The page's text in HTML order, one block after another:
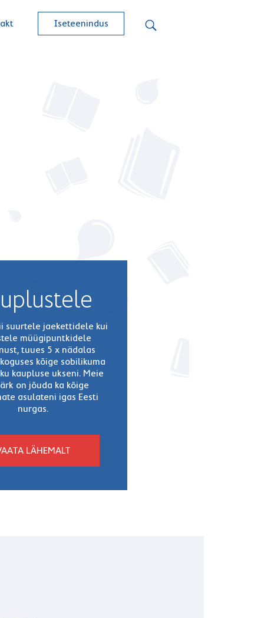
Iseteenindus
suurtele jaekettidele kui
müügipuntkidele
tuues 5 x nädalas
kõige sobilikuma
kaupluse ukseni. Meie
on jõuda ka kõige
asulateni igas Eesti
nurgas.
LÄHEMALT